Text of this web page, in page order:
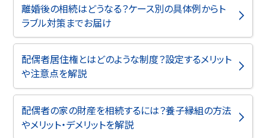
離婚後の相続はどうなる？ケース別の具体例からト
ラブル対策までお届け
配偶者居住権とはどのような制度？設定するメリット
や注意点を解説
配偶者の家の財産を相続するには？養子縁組の方法
やメリット・デメリットを解説